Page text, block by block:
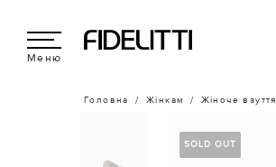
Меню
Головна Жінкам Жіноче взуття
SOLD OUT